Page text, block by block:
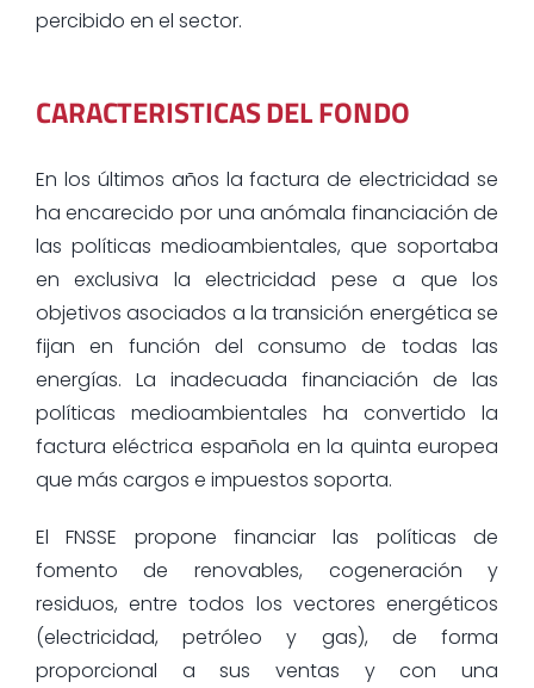
percibido en el sector.
CARACTERISTICAS DEL FONDO
En los últimos años la factura de electricidad se
ha encarecido por una anómala financiación de
las políticas medioambientales, que soportaba
en exclusiva la electricidad pese a que los
objetivos asociados a la transición energética se
fijan en función del consumo de todas las
energías. La inadecuada financiación de las
políticas medioambientales ha convertido la
factura eléctrica española en la quinta europea
que más cargos e impuestos soporta.
El FNSSE propone financiar las políticas de
fomento de renovables, cogeneración y
residuos, entre todos los vectores energéticos
(electricidad, petróleo y gas), de forma
proporcional a sus ventas y con una